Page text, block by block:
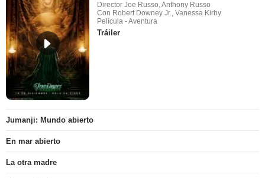
Director Joe Russo, Anthony Russo
Con Robert Downey Jr., Vanessa Kirby
Película - Aventura
Tráiler
Jumanji: Mundo abierto
En mar abierto
La otra madre